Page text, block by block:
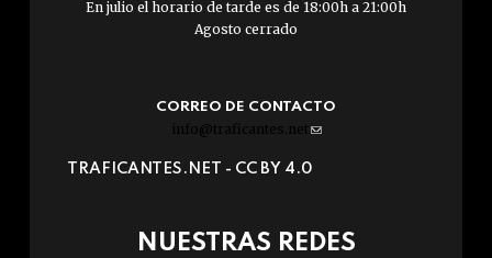
En julio el horario de tarde es de 18:00h a 21:00h
Agosto cerrado
CORREO DE CONTACTO
info@traficantes.net (link
e-
TRAFICANTES.NET - CC BY 4.0
NUESTRAS REDES